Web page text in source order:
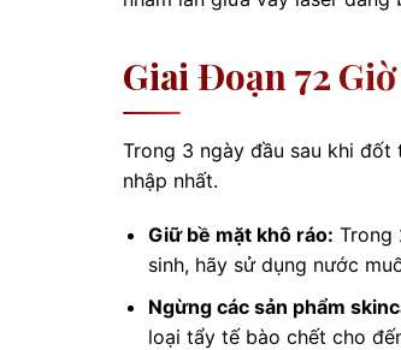
Giai Đoạn 72
Trong 3 ngày đầu sau khi
nhập nhất.
Giữ bề mặt khô ráo: Trong
sinh, hãy sử dụng nước
Ngừng các sản phẩm
loại tẩy tế bào chết cho